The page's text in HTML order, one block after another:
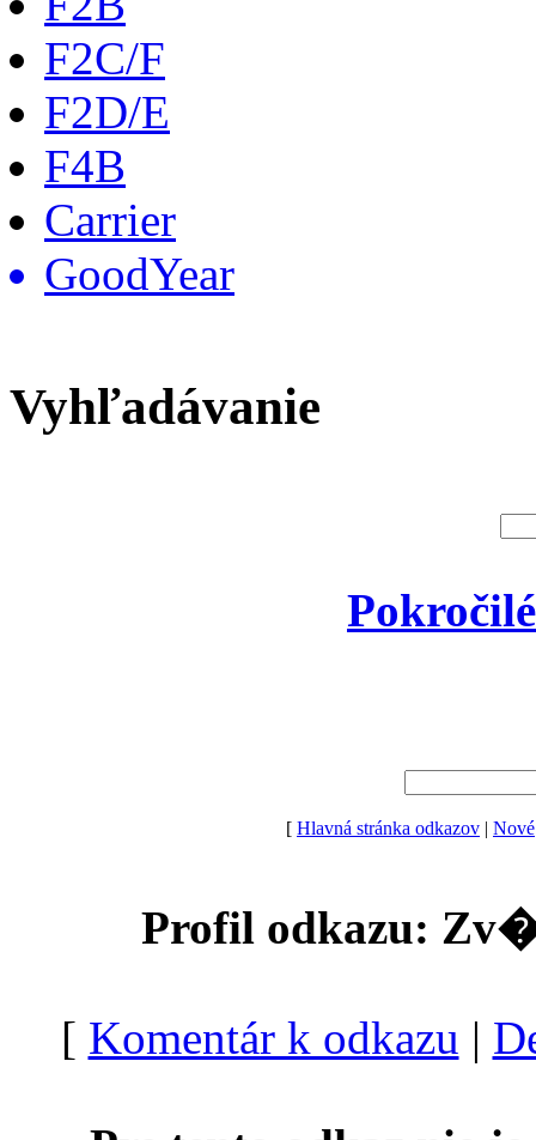
F2C/F
F2D/E
F4B
Carrier
GoodYear
Vyhľadávanie
[ Hlavná stránka odkazov | Nové
Profil odkazu:
[ Komentár k odkazu |